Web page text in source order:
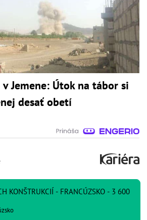
Jemene: Útok na tábor si
desať obetí
KONŠTRUKCIÍ - FRANCÚZSKO - 3 600